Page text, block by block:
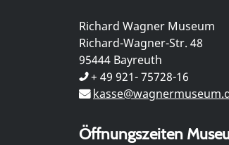
Richard Wagner Museum
Richard-Wagner-Str. 48
95444 Bayreuth
+ 49 921- 75728-16
Öffnungszeiten